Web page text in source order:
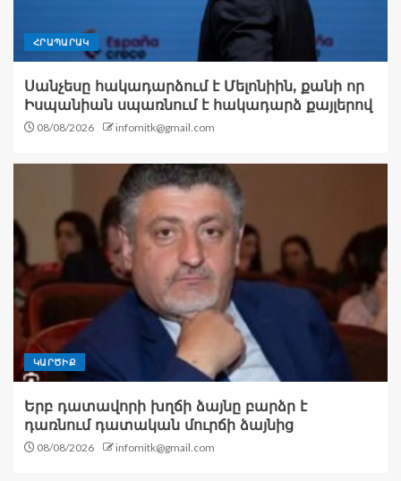
ՀՐԱՊԱՐԱԿ
Սանչեսը հակադարձում է Մելոնիին, քանի որ
Իսպանիան սպառնում է հակադարձ քայլերով
08/08/2026 infomitk@gmail.com
ԿԱՐԾԻՔ
Երբ դատավորի խղճի ձայնը բարձր է
դառնում դատական մուրճի ձայնից
08/08/2026 infomitk@gmail.com